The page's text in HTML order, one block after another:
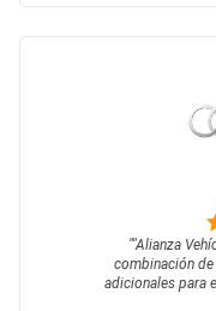
""Alianza
combinación
adicionales para